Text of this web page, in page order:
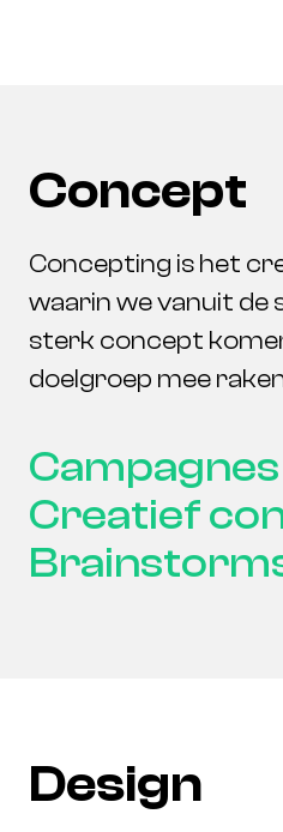
Concept
Concepting is het
waarin we vanuit de
sterk concept
doelgroep mee
Campagnes
Creatief
Design